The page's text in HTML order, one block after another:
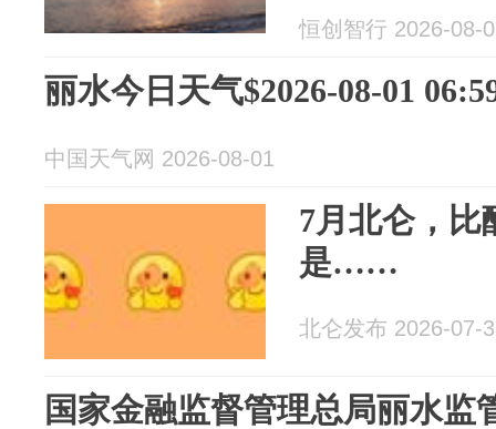
森安醛甲醛
恒创智行 2026-08-
丽水今日天气$2026-08-01
中国天气网 2026-08-01
7月北仑，比
是……
北仑发布 2026-07-
国家金融监督管理总局丽水监